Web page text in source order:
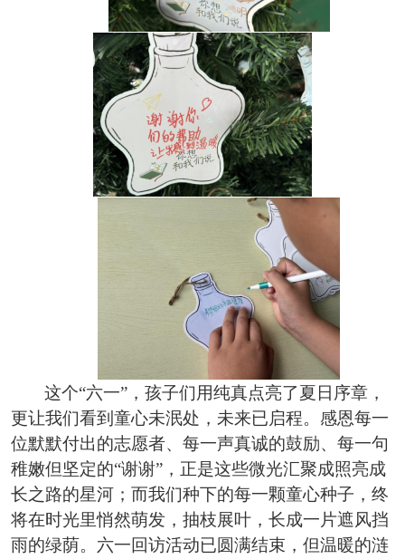
这个“六一”，孩子们用纯真点亮了夏日序章，
更让我们看到童心未泯处，未来已启程。感恩每一
位默默付出的志愿者、每一声真诚的鼓励、每一句
稚嫩但坚定的“谢谢”，正是这些微光汇聚成照亮成
长之路的星河；而我们种下的每一颗童心种子，终
将在时光里悄然萌发，抽枝展叶，长成一片遮风挡
雨的绿荫。六一回访活动已圆满结束，但温暖的涟